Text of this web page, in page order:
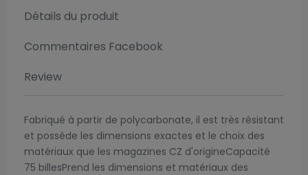
Détails du produit
Commentaires Facebook
Review
Fabriqué à partir de polycarbonate, il est très résistant
et possède les dimensions exactes et le choix des
matériaux que les magazines CZ d'origineCapacité
75 billesPrend les dimensions et matériaux des